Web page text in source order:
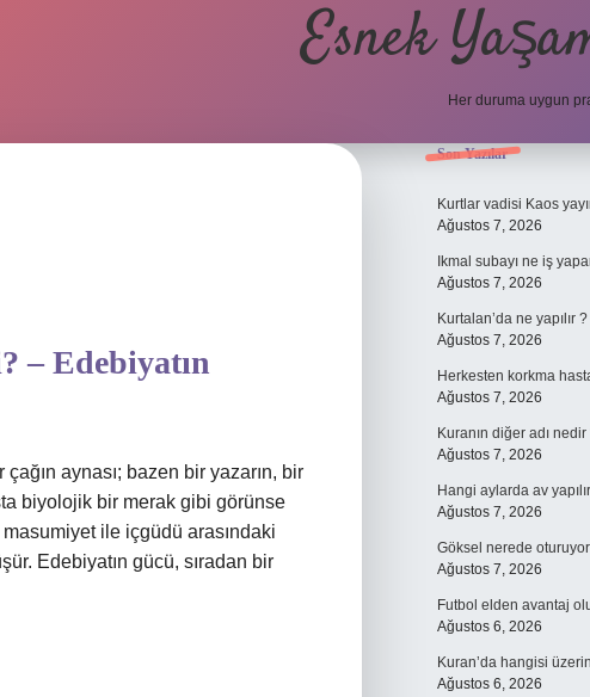
Esnek
Her duruma uygun
– Edebiyatın
aynası; bazen bir yazarın, bir
biyolojik bir merak gibi görünse
ile içgüdü arasındaki
Edebiyatın gücü, sıradan bir
Sidebar
Son Yazılar
Kurtlar vadisi Kaos
Ağustos 7, 2026
Ikmal subayı ne iş
Ağustos 7, 2026
Kurtalan’da ne yapılır ?
Ağustos 7, 2026
Herkesten korkma
Ağustos 7, 2026
Kuranın diğer adı nedir
Ağustos 7, 2026
Hangi aylarda av
Ağustos 7, 2026
Göksel nerede
Ağustos 7, 2026
Futbol elden avantaj
Ağustos 6, 2026
Kuran’da hangisi
Ağustos 6, 2026